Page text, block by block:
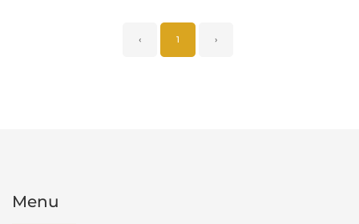
‹ 1 ›
Menu